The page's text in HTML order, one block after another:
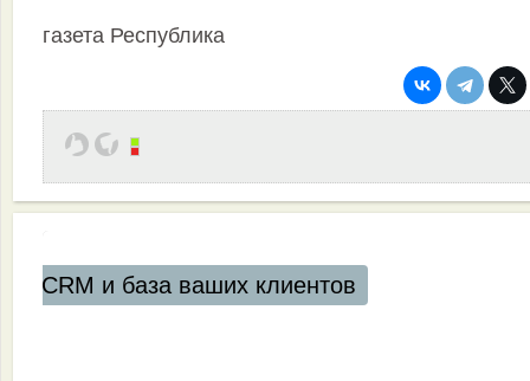
газета Республика
Эффективная работа вашей команды